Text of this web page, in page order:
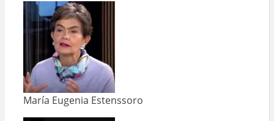
María Eugenia Estenssoro